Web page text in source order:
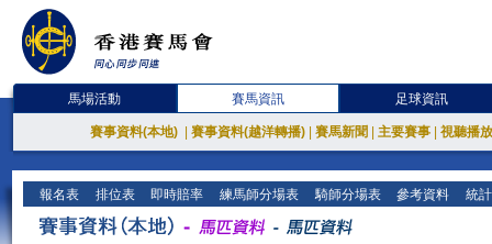
馬場活動 賽馬資訊 足球資訊
賽事資料(本地) 賽事資料(越洋轉播) 賽馬新聞 主要賽事 視聽播
報名表 排位表 即時賠率 練馬師分場表 騎師分場表 參考資料 統